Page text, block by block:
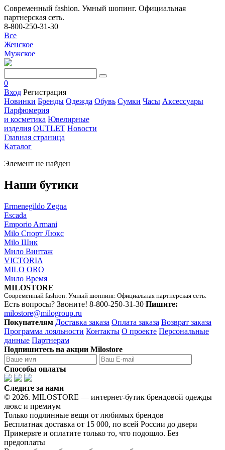
Современный fashion. Умный шопинг. Официальная
партнерская сеть.
8-800-250-31-30
Все
Женское
Мужское
0
Вход Регистрация
Новинки Бренды Одежда Обувь Сумки Часы Аксессуары
Парфюмерия
и косметика Ювелирные
изделия OUTLET Новости
Главная страница
Каталог
Элемент не найден
Наши бутики
Ermenegildo Zegna
Escada
Emporio Armani
Milo Спорт Люкс
Milo Шик
Мило Винтаж
VICTORIA
MILO ORO
Мило Время
MILOSTORE
Современный fashion. Умный шоппинг. Официальная партнерская сеть.
Есть вопросы? Звоните! 8-800-250-31-30 Пишите:
milostore@milogroup.ru
Покупателям Доставка заказа Оплата заказа Возврат заказа
Программа лояльности Контакты О проекте Персональные
данные Партнерам
Подпишитесь на акции Milostore
Способы оплаты
Следите за нами
© 2026. MILOSTORE — интернет-бутик брендовой одежды
люкс и премиум
Только подлинные вещи от любимых брендов
Бесплатная доставка от 15 000, по всей России до двери
Примерьте и оплатите только то, что подошло. Без
предоплаты